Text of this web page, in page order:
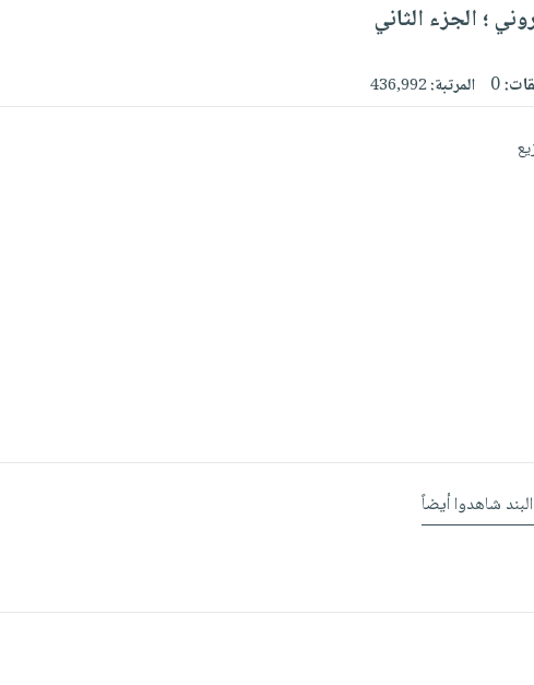
؛ الجزء الثاني
0 المرتبة:436,992
شاهدوا أيضاً